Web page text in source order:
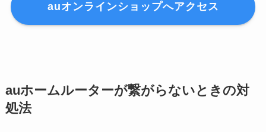
auオンラインショップへアクセス
auホームルーターが繋がらないときの対
処法